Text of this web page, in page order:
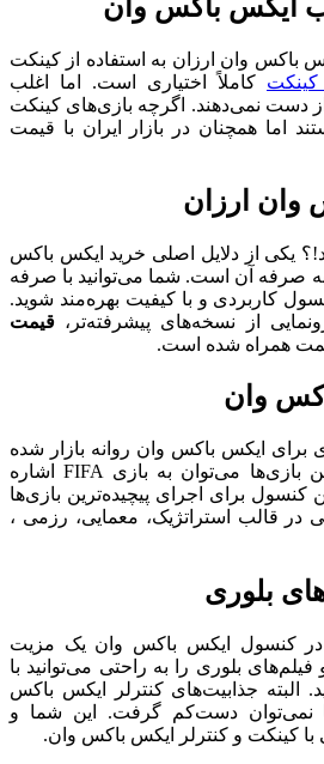
ایکس باکس وان
باکس وان ارزان به استفاده از کینکت
کینکت کاملاً اختیاری است. اما اغلب
دست نمی‌دهند. اگرچه بازی‌های کینکت
اما همچنان در بازار ایران با قیمت
ارزان
یکی از دلایل اصلی خرید ایکس باکس
صرفه آن است. شما می‌توانید با صرفه
کاربردی و با کیفیت بهره‌مند شوید.
از نسخه‌های پیشرفته‌تر، قیمت
همراه شده است.
وان
برای ایکس باکس وان روانه بازار شده
است. از جمله پربازدیدترین بازی‌ها می‌توان به بازی FIFA اشاره
برای اجرای پیچیده‌ترین بازی‌ها
در قالب استراتژیک، معمایی، رزمی ،
بلوری
در کنسول ایکس باکس وان یک مزیت
بلوری را به راحتی می‌توانید با
البته جذابیت‌های کنترلر ایکس باکس
نمی‌توان دست‌کم گرفت. این شما و
کینکت و کنترلر ایکس باکس وان.